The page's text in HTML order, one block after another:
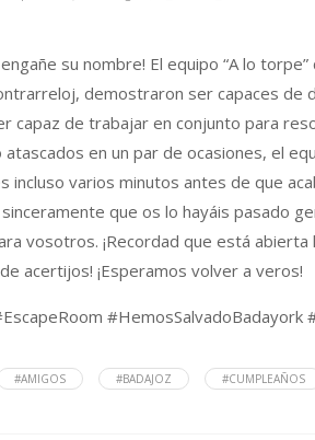
engañe su nombre! El equipo “A lo
demostraron ser capaces
capaz de trabajar en conjunto para
en un par de ocasiones, el
incluso varios minutos antes de que
que os lo hayáis pasado
vosotros. ¡Recordad que está
acertijos! ¡Esperamos volver a veros!
#HemosSalvadoBadayork
#AMIGOS #BADAJOZ #CUMPLEAÑOS